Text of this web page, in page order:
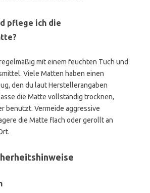
pflege ich die
mit einem feuchten Tuch und
Viele Matten haben einen
den du laut Herstellerangaben
die Matte vollständig trocknen,
benutzt. Vermeide aggressive
die Matte flach oder gerollt an